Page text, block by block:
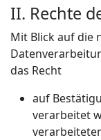
II. Rechte
Mit Blick auf die
das Recht
auf
verarbeitet